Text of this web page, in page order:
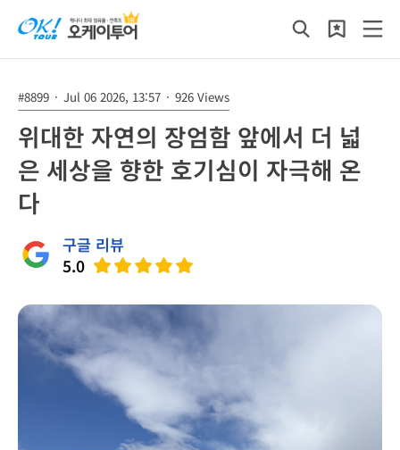
#8899 · Jul 06 2026, 13:57 · 926 Views
위대한 자연의 장엄함 앞에서 더 넓
은 세상을 향한 호기심이 자극해 온
다
구글 리뷰
5.0